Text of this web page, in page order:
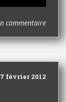
commentaire
février 2012